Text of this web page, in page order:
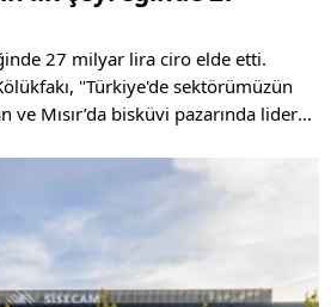
27 milyar lira ciro elde etti.
"Türkiye'de sektörümüzün
Mısır’da bisküvi pazarında lider